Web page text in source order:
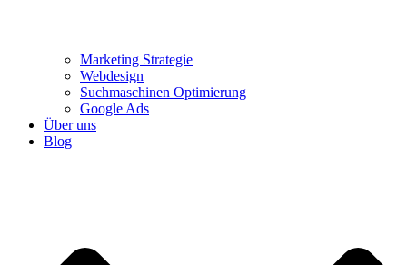
Marketing Strategie
Webdesign
Suchmaschinen Optimierung
Google Ads
Über uns
Blog